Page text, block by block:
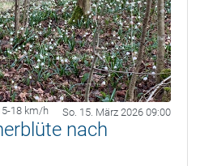
18 km/h So. 15. März 2026 09:00
nach